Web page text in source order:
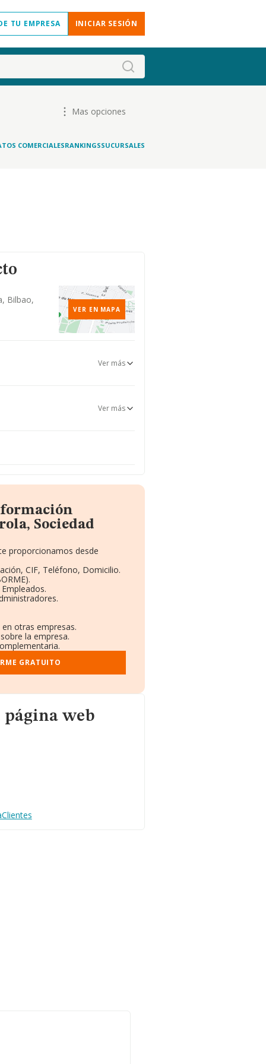
TU EMPRESA INICIAR SESIÓN
Mas opciones
COMERCIALESRANKINGSSUCURSALES
Bilbao,
VER EN MAPA
Ver más
Ver más
Sociedad
proporcionamos desde
CIF, Teléfono, Domicilio.
otras empresas.
la empresa.
GRATUITO
web